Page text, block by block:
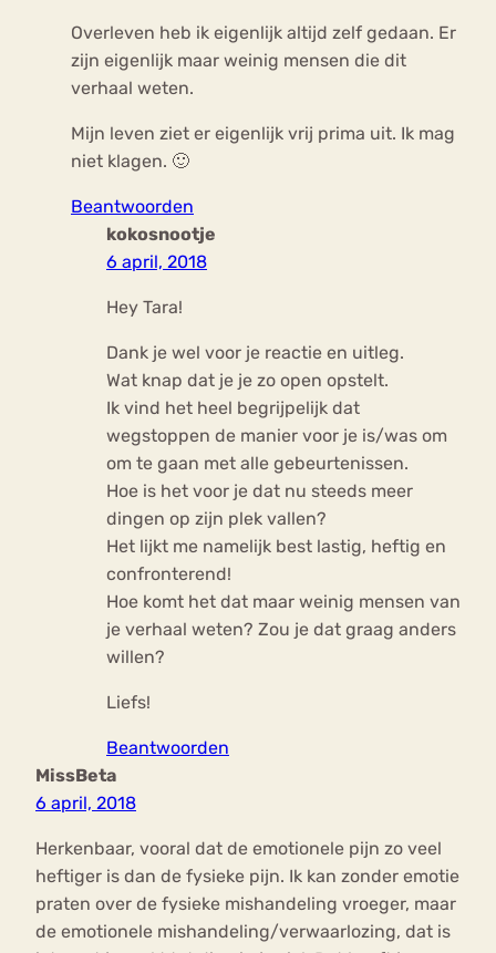
Overleven heb ik eigenlijk altijd zelf gedaan. Er
zijn eigenlijk maar weinig mensen die dit
verhaal weten.
Mijn leven ziet er eigenlijk vrij prima uit. Ik mag
niet klagen. 🙂
Beantwoorden
kokosnootje
6 april, 2018
Hey Tara!
Dank je wel voor je reactie en uitleg.
Wat knap dat je je zo open opstelt.
Ik vind het heel begrijpelijk dat
wegstoppen de manier voor je is/was om
om te gaan met alle gebeurtenissen.
Hoe is het voor je dat nu steeds meer
dingen op zijn plek vallen?
Het lijkt me namelijk best lastig, heftig en
confronterend!
Hoe komt het dat maar weinig mensen van
je verhaal weten? Zou je dat graag anders
willen?
Liefs!
Beantwoorden
MissBeta
6 april, 2018
Herkenbaar, vooral dat de emotionele pijn zo veel
heftiger is dan de fysieke pijn. Ik kan zonder emotie
praten over de fysieke mishandeling vroeger, maar
de emotionele mishandeling/verwaarlozing, dat is